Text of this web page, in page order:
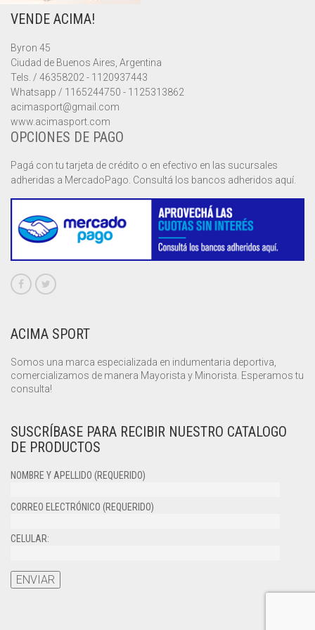
PANTALONES
REMERAS
MANGA CORTA
SIN MANGAS
SHORTS
SHORT DEPORTIVO
SHORT POLLERA
PANTALONES
REMERAS
SHORTS
CHALECOS
MUSCULOSAS
PANTALONES
SHORTS
VENDE ACIMA!
Byron 45
Ciudad de Buenos Aires, Argentina
Tels. / 46358202 - 1120937443
Whatsapp / 1165244750 - 1125313862
acimasport@gmail.com
www.acimasport.com
OPCIONES DE PAGO
Pagá con tu tarjeta de crédito o en efectivo en las sucursales
adheridas a MercadoPago. Consultá los bancos adheridos aquí.
ACIMA SPORT
Somos una marca especializada en indumentaria deportiva,
comercializamos de manera Mayorista y Minorista. Esperamos tu
consulta!
SUSCRÍBASE PARA RECIBIR NUESTRO CATALOGO
DE PRODUCTOS
NOMBRE Y APELLIDO (REQUERIDO)
CORREO ELECTRÓNICO (REQUERIDO)
CELULAR: